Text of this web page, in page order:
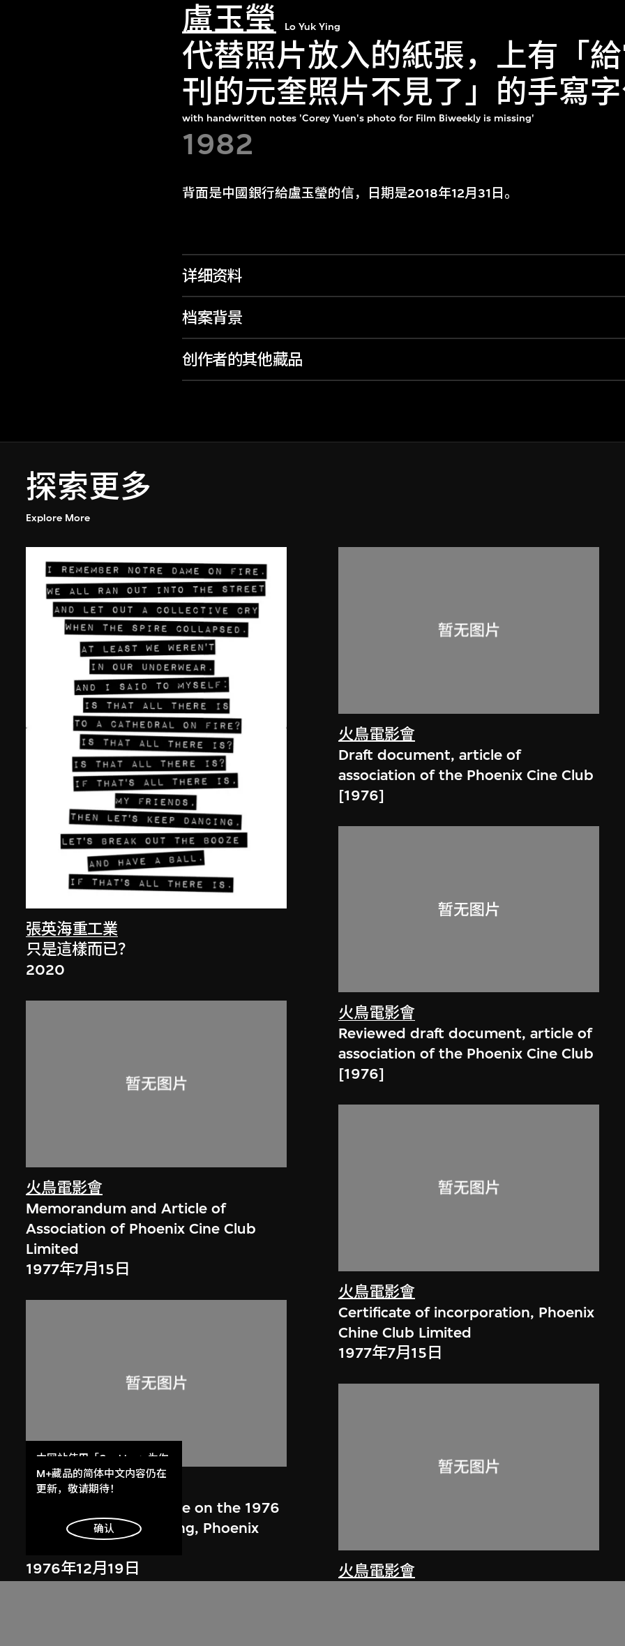
盧玉瑩 Lo Yuk Ying
代替照片放入的紙張，上有「
刊的元奎照片不見了」的手寫
with handwritten notes 'Corey Yuen's photo for Film Biweekly is missing'
1982
背面是中國銀行給盧玉瑩的信，日期是2018年12月31日。
详细资料
档案背景
创作者的其他藏品
探索更多
Explore More
張英海重工業
只是這樣而已？
2020
火鳥電影會
Memorandum and Article of
Association of Phoenix Cine Club
Limited
1977年7月15日
火鳥電影會
Draft document, notice on the 1976
Annual General Meeting, Phoenix
1976年12月19日
火鳥電影會
Draft document, article of
association of the Phoenix Cine Club
[1976]
火鳥電影會
Reviewed draft document, article of
association of the Phoenix Cine Club
[1976]
火鳥電影會
Certificate of incorporation, Phoenix
Chine Club Limited
1977年7月15日
火鳥電影會
本网站使用「Cookies」为你
提供最好的网站体验。
了解更多
明白
M+藏品的简体中文内容仍在
更新，敬请期待！
确认